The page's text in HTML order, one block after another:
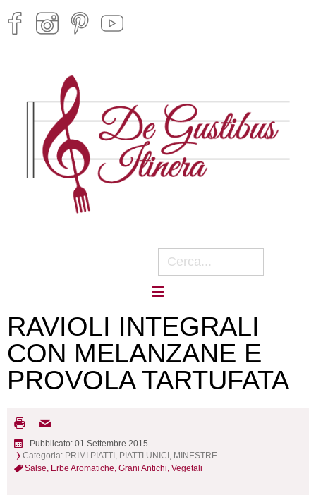
RAVIOLI INTEGRALI
CON MELANZANE E
PROVOLA TARTUFATA
Pubblicato: 01 Settembre 2015
Categoria: PRIMI PIATTI, PIATTI UNICI, MINESTRE
Salse, Erbe Aromatiche, Grani Antichi, Vegetali